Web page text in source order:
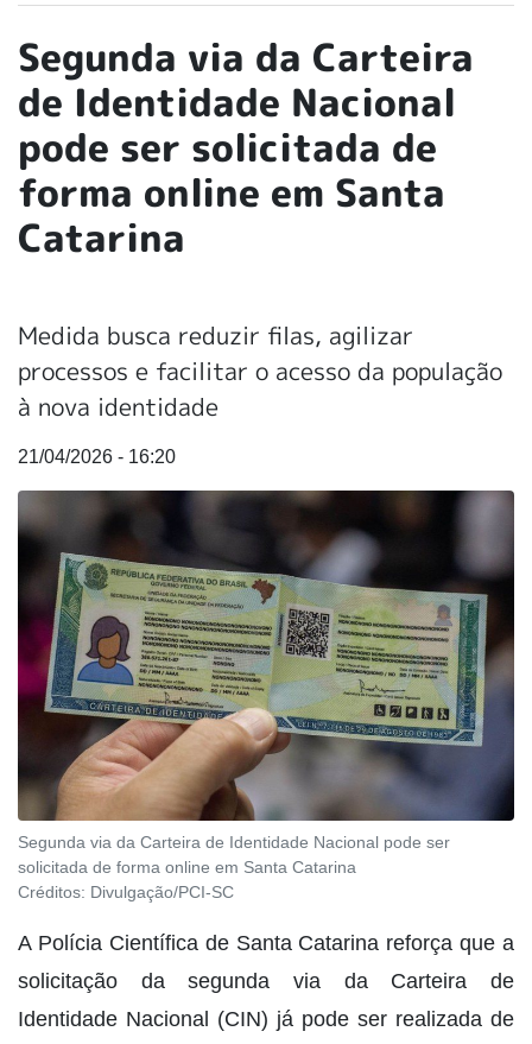
Segunda via da Carteira
de Identidade Nacional
pode ser solicitada de
forma online em Santa
Catarina
Medida busca reduzir filas, agilizar
processos e facilitar o acesso da população
à nova identidade
21/04/2026 - 16:20
Segunda via da Carteira de Identidade Nacional pode ser
solicitada de forma online em Santa Catarina
Créditos: Divulgação/PCI-SC
A Polícia Científica de Santa Catarina reforça que a
solicitação da segunda via da Carteira de
Identidade Nacional (CIN) já pode ser realizada de